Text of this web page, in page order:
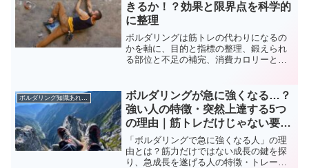
きるか！？効果と限界点を科学的
に整理
ボルダリングは筋トレの代わりになるの
かを軸に、目的と指標の整理、鍛えられ
る部位と不足の補完、消費カロリーと体
強の配分が決まり、効率良く体を変える
再現性が上がります。
ボルダリングが急に強くなる…？
強い人の特徴・突然上達する5つ
の理由｜筋トレだけじゃない要素
と成長の不思議
「ボルダリングで急に強くなる人」の理
由とは？筋力だけではない成長の鍵を探
り、急成長を遂げる人の特徴・トレーニ